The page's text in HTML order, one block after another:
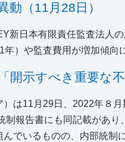
（11月28日）
新日本有限責任監査法人
）や監査費用が増加傾向
示すべき重要な不
は11月29日、2022年８
報告書にも同記載があり
でいるものの、内部統制